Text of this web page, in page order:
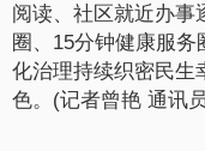
阅读、社区就近办事
圈、15分钟健康服
化治理持续织密民生
色。(记者曾艳 通讯